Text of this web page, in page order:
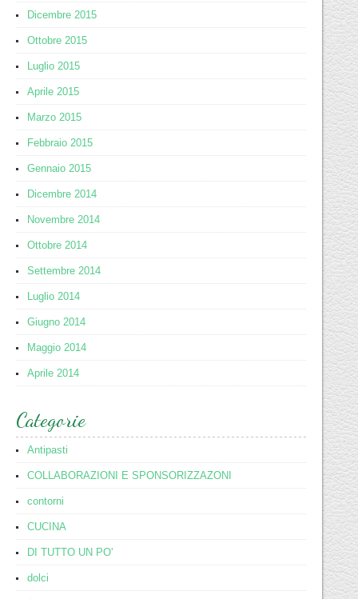
Dicembre 2015
Ottobre 2015
Luglio 2015
Aprile 2015
Marzo 2015
Febbraio 2015
Gennaio 2015
Dicembre 2014
Novembre 2014
Ottobre 2014
Settembre 2014
Luglio 2014
Giugno 2014
Maggio 2014
Aprile 2014
Categorie
Antipasti
COLLABORAZIONI E SPONSORIZZAZONI
contorni
CUCINA
DI TUTTO UN PO'
dolci